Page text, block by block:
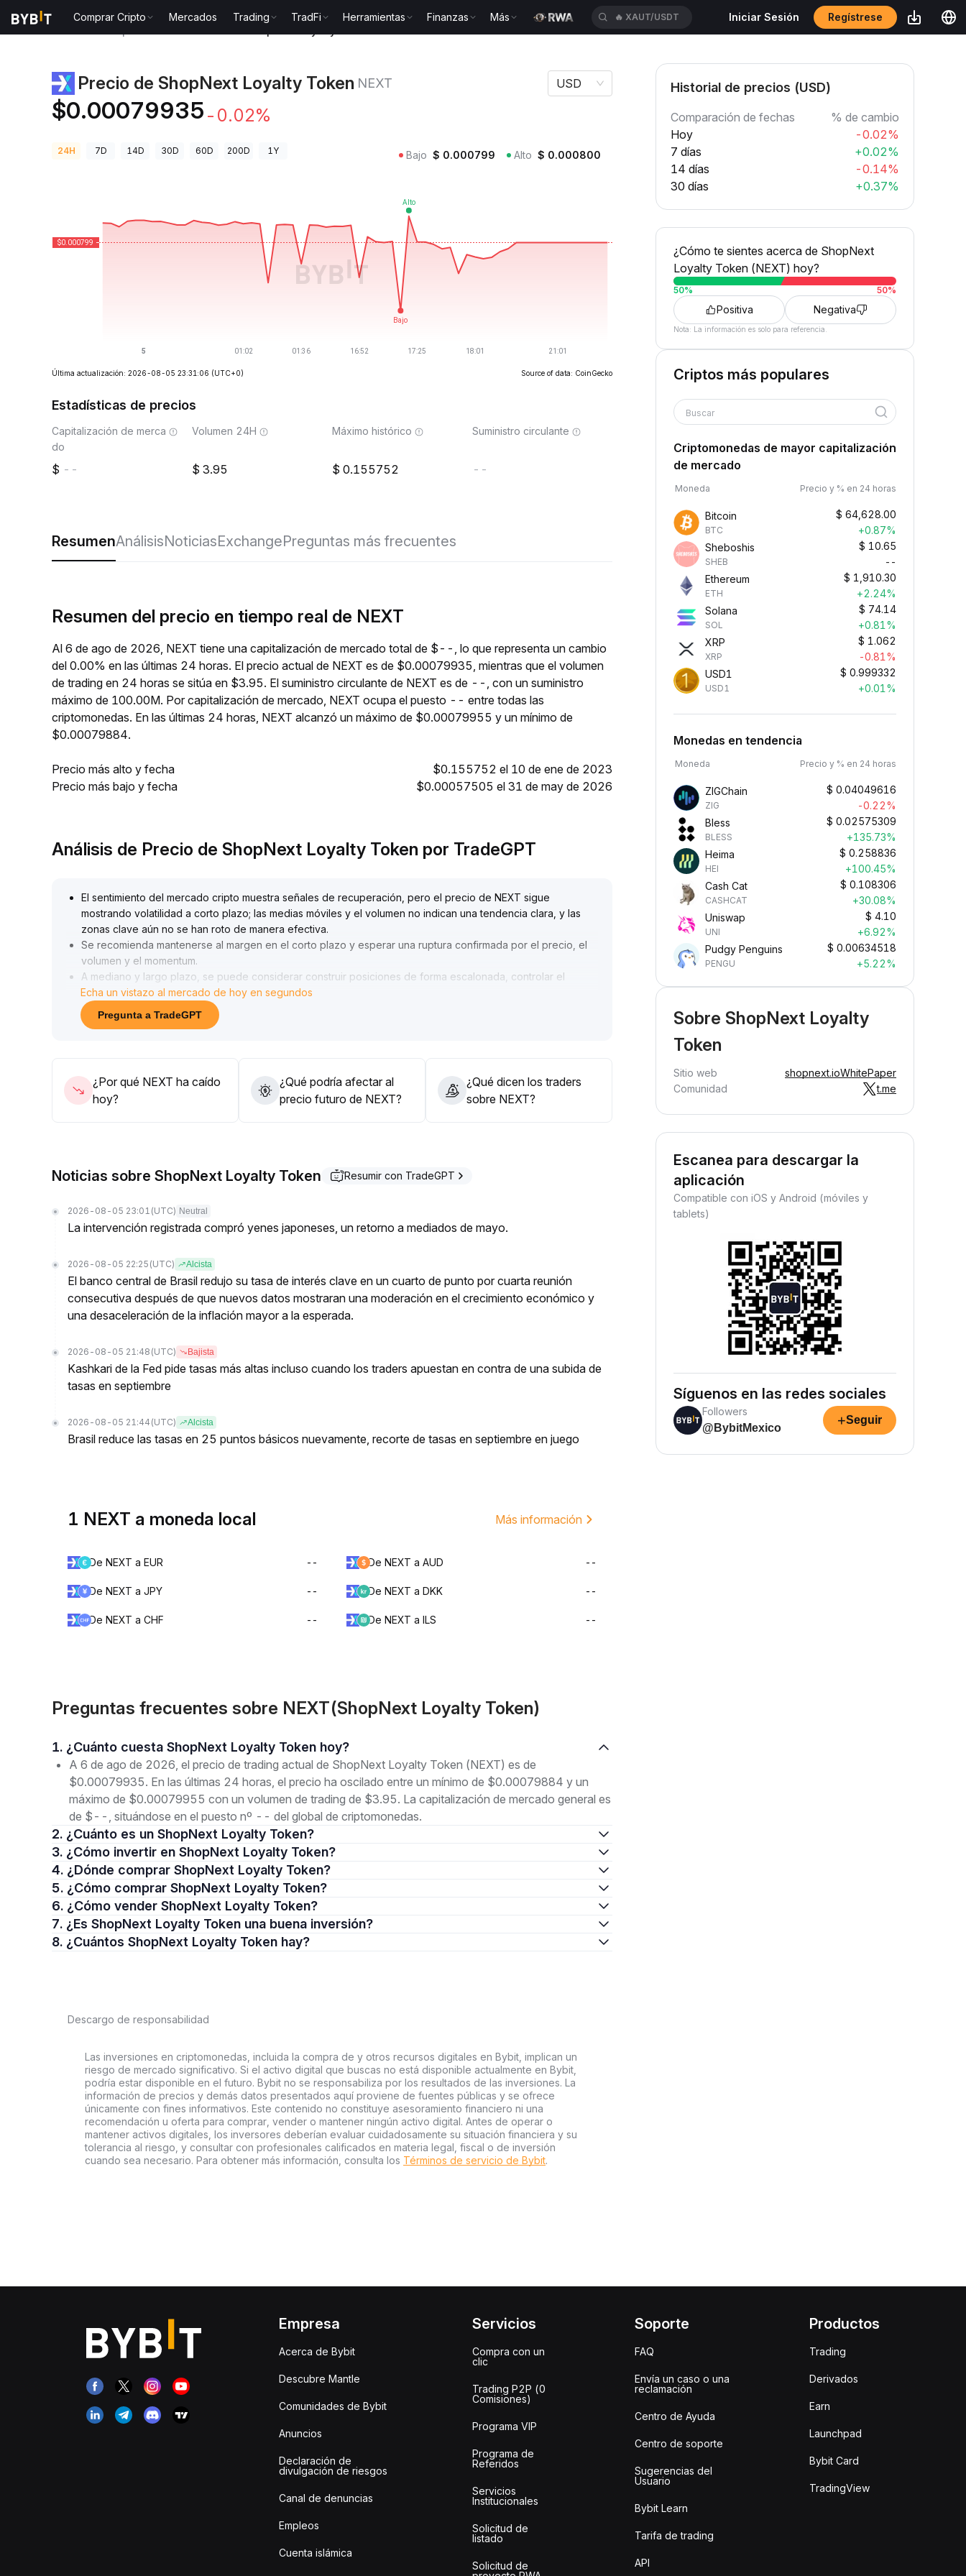
Comprar Cripto Mercados Trading TradFi Herramientas Finanzas Más 🔥 XAUT/USDT Iniciar Sesión Regístrese
Precio de ShopNext Loyalty Token NEXT
$0.00079935 -0.02%
USD
24H 7D 14D 30D 60D 200D 1Y Bajo $ 0.000799 Alto $ 0.000800
Última actualización: 2026-08-05 23:31:06 (UTC+0) Source of data: CoinGecko
Estadísticas de precios
Capitalización de merca
do
--
Volumen 24H
3.95
Máximo histórico
0.155752
Suministro circulante
--
ResumenAnálisisNoticiasExchangePreguntas más frecuentes
Resumen del precio en tiempo real de NEXT
Al 6 de ago de 2026, NEXT tiene una capitalización de mercado total de $--, lo que representa un cambio
del 0.00% en las últimas 24 horas. El precio actual de NEXT es de $0.00079935, mientras que el volumen
de trading en 24 horas se sitúa en $3.95. El suministro circulante de NEXT es de --, con un suministro
máximo de 100.00M. Por capitalización de mercado, NEXT ocupa el puesto -- entre todas las
criptomonedas. En las últimas 24 horas, NEXT alcanzó un máximo de $0.00079955 y un mínimo de
$0.00079884.
Precio más alto y fecha
$0.155752 el 10 de ene de 2023
Precio más bajo y fecha
$0.00057505 el 31 de may de 2026
Análisis de Precio de ShopNext Loyalty Token por TradeGPT
El sentimiento del mercado cripto muestra señales de recuperación, pero el precio de NEXT sigue
mostrando volatilidad a corto plazo; las medias móviles y el volumen no indican una tendencia clara, y las
zonas clave aún no se han roto de manera efectiva.
Se recomienda mantenerse al margen en el corto plazo y esperar una ruptura confirmada por el precio, el
volumen y el momentum.
A mediano y largo plazo, se puede considerar construir posiciones de forma escalonada, controlar el
tamaño de la posición, configurar stop-loss dinámicos y enfocarse en prevenir riesgos de falsas rupturas y
cambios bruscos en el sentimiento
Echa un vistazo al mercado de hoy en segundos
Pregunta a TradeGPT
¿Por qué NEXT ha caído
hoy?
¿Qué podría afectar al
precio futuro de NEXT?
¿Qué dicen los traders
sobre NEXT?
Noticias sobre ShopNext Loyalty Token Resumir con TradeGPT
2026-08-05 23:01 (UTC) Neutral
La intervención registrada compró yenes japoneses, un retorno a mediados de mayo.
2026-08-05 22:25 (UTC) Alcista
El banco central de Brasil redujo su tasa de interés clave en un cuarto de punto por cuarta reunión
consecutiva después de que nuevos datos mostraran una moderación en el crecimiento económico y
una desaceleración de la inflación mayor a la esperada.
2026-08-05 21:48 (UTC) Bajista
Kashkari de la Fed pide tasas más altas incluso cuando los traders apuestan en contra de una subida de
tasas en septiembre
2026-08-05 21:44 (UTC) Alcista
Brasil reduce las tasas en 25 puntos básicos nuevamente, recorte de tasas en septiembre en juego
1 NEXT a moneda local Más información
De NEXT a EUR -- De NEXT a AUD --
De NEXT a JPY -- De NEXT a DKK --
De NEXT a CHF -- De NEXT a ILS --
Preguntas frecuentes sobre NEXT(ShopNext Loyalty Token)
1. ¿Cuánto cuesta ShopNext Loyalty Token hoy?
A 6 de ago de 2026, el precio de trading actual de ShopNext Loyalty Token (NEXT) es de
$0.00079935. En las últimas 24 horas, el precio ha oscilado entre un mínimo de $0.00079884 y un
máximo de $0.00079955 con un volumen de trading de $3.95. La capitalización de mercado general es
de $--, situándose en el puesto nº -- del global de criptomonedas.
2. ¿Cuánto es un ShopNext Loyalty Token?
3. ¿Cómo invertir en ShopNext Loyalty Token?
4. ¿Dónde comprar ShopNext Loyalty Token?
5. ¿Cómo comprar ShopNext Loyalty Token?
6. ¿Cómo vender ShopNext Loyalty Token?
7. ¿Es ShopNext Loyalty Token una buena inversión?
8. ¿Cuántos ShopNext Loyalty Token hay?
Descargo de responsabilidad
Las inversiones en criptomonedas, incluida la compra de y otros recursos digitales en Bybit, implican un
riesgo de mercado significativo. Si el activo digital que buscas no está disponible actualmente en Bybit,
podría estar disponible en el futuro. Bybit no se responsabiliza por los resultados de las inversiones. La
información de precios y demás datos presentados aquí proviene de fuentes públicas y se ofrece
únicamente con fines informativos. Este contenido no constituye asesoramiento financiero ni una
recomendación u oferta para comprar, vender o mantener ningún activo digital. Antes de operar o
mantener activos digitales, los inversores deberían evaluar cuidadosamente su situación financiera y su
tolerancia al riesgo, y consultar con profesionales calificados en materia legal, fiscal o de inversión
cuando sea necesario. Para obtener más información, consulta los Términos de servicio de Bybit.
Historial de precios (USD)
Comparación de fechas
% de cambio
Hoy
-0.02%
7 días
+0.02%
14 días
-0.14%
30 días
+0.37%
¿Cómo te sientes acerca de ShopNext
Loyalty Token (NEXT) hoy?
50% 50%
Positiva Negativa
Nota: La información es solo para referencia.
Criptos más populares
Buscar
Criptomonedas de mayor capitalización
de mercado
Moneda Precio y % en 24 horas
Bitcoin
BTC
$ 64,628.00
+0.87%
Sheboshis
SHEB
$ 10.65
--
Ethereum
ETH
$ 1,910.30
+2.24%
Solana
SOL
$ 74.14
+0.81%
XRP
XRP
$ 1.062
-0.81%
USD1
USD1
$ 0.999332
+0.01%
Monedas en tendencia
Moneda Precio y % en 24 horas
ZIGChain
ZIG
$ 0.04049616
-0.22%
Bless
BLESS
$ 0.02575309
+135.73%
Heima
HEI
$ 0.258836
+100.45%
Cash Cat
CASHCAT
$ 0.108306
+30.08%
Uniswap
UNI
$ 4.10
+6.92%
Pudgy Penguins
PENGU
$ 0.00634518
+5.22%
Sobre ShopNext Loyalty
Token
Sitio web shopnext.ioWhitePaper
Comunidad
t.me
Escanea para descargar la
aplicación
Compatible con iOS y Android (móviles y
tablets)
Síguenos en las redes sociales
Followers
@BybitMexico
+Seguir
Empresa
Acerca de Bybit
Descubre Mantle
Comunidades de Bybit
Anuncios
Declaración de
divulgación de riesgos
Canal de denuncias
Empleos
Cuenta islámica
Servicios
Compra con un
clic
Trading P2P (0
Comisiones)
Programa VIP
Programa de
Referidos
Servicios
Institucionales
Solicitud de
listado
Solicitud de
Soporte
FAQ
Envía un caso o una
reclamación
Centro de Ayuda
Centro de soporte
Sugerencias del
Usuario
Bybit Learn
Tarifa de trading
API
Productos
Trading
Derivados
Earn
Launchpad
Bybit Card
TradingView